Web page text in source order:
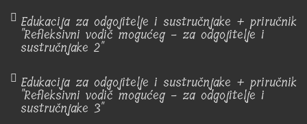
Edukacija za odgojitelje i sustručnjake + priručnik
"Refleksivni vodič mogućeg - za odgojitelje i
sustručnjake 2"
Edukacija za odgojitelje i sustručnjake + priručnik
"Refleksivni vodič mogućeg - za odgojitelje i
sustručnjake 3"